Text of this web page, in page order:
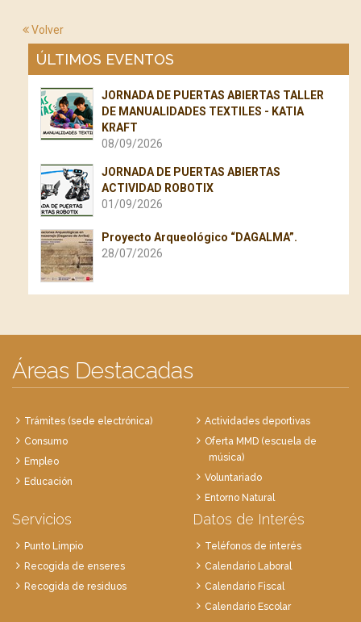
Volver
ÚLTIMOS EVENTOS
JORNADA DE PUERTAS ABIERTAS TALLER
DE MANUALIDADES TEXTILES - KATIA
KRAFT
08/09/2026
JORNADA DE PUERTAS ABIERTAS
ACTIVIDAD ROBOTIX
01/09/2026
Proyecto Arqueológico “DAGALMA”.
28/07/2026
Áreas Destacadas
Trámites (sede electrónica)
Consumo
Empleo
Educación
Actividades deportivas
Oferta MMD (escuela de
música)
Voluntariado
Entorno Natural
Servicios
Punto Limpio
Recogida de enseres
Recogida de residuos
Datos de Interés
Teléfonos de interés
Calendario Laboral
Calendario Fiscal
Calendario Escolar